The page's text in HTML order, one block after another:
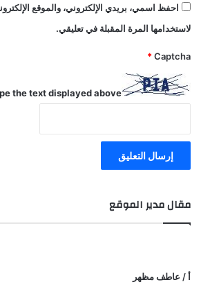
احفظ اسمي، بريدي الإلكتروني، والموقع
لاستخدامها المرة المقبلة في تعليقي.
Captcha
*
the text displayed above:
مقال مدير الموقع
أ / عاطف مظهر